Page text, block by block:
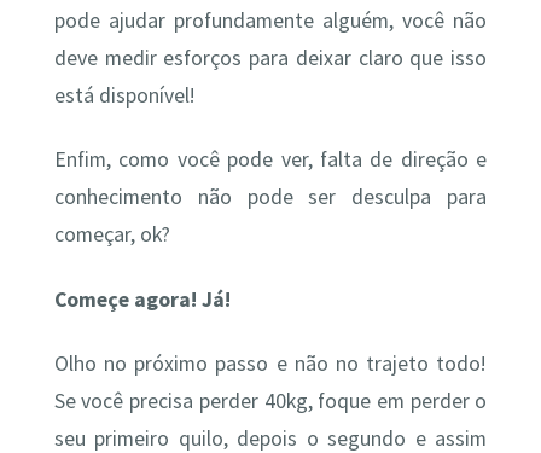
pode ajudar profundamente alguém, você não
deve medir esforços para deixar claro que isso
está disponível!
Enfim, como você pode ver, falta de direção e
conhecimento não pode ser desculpa para
começar, ok?
Começe agora! Já!
Olho no próximo passo e não no trajeto todo!
Se você precisa perder 40kg, foque em perder o
seu primeiro quilo, depois o segundo e assim